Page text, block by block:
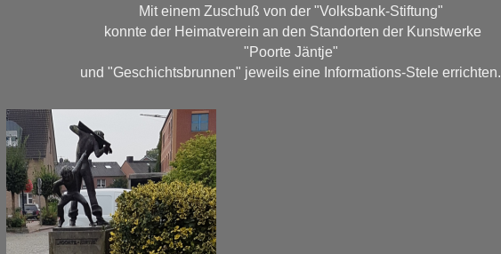
Mit einem Zuschuß von der "Volksbank-Stiftung"
konnte der Heimatverein an den Standorten der Kunstwerke
"Poorte Jäntje"
und "Geschichtsbrunnen" jeweils eine Informations-Stele errichten.